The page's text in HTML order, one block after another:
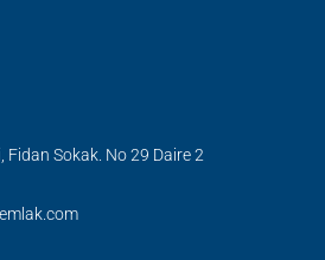
Fidan Sokak. No 29 Daire 2